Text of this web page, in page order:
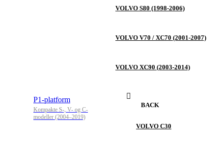
VOLVO S80 (1998-2006)
VOLVO V70 / XC70 (2001-2007)
VOLVO XC90 (2003-2014)
P1-platform
Kompakte S-, V- og C-
modeller (2004–2019)
BACK
VOLVO C30